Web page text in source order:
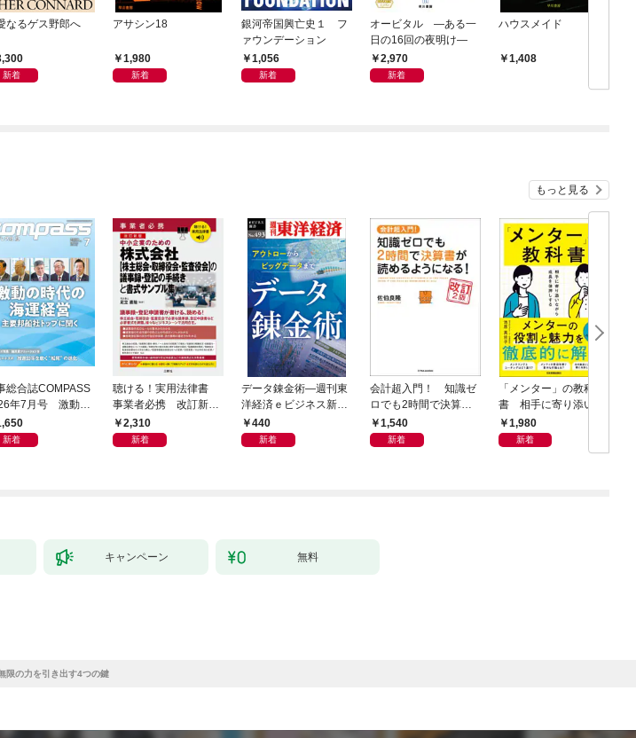
なるゲス野郎へ
新着
アサシン18
1,980
新着
銀河帝国興亡史１ フ
ァウンデーション
1,056
新着
オービタル ―ある一
日の16回の夜明け―
2,970
新着
ハウスメイド
1,408
もっと見る
総合誌COMPASS
年7月号 激動の
の海運経営 主要
社トップに聞く
新着
聴ける！実用法律書
事業者必携 改訂新
版 中小企業のための
株式会社【株主総会・
2,310
新着
データ錬金術―週刊東
洋経済ｅビジネス新書
Ｎo.493
440
新着
会計超入門！ 知識ゼ
ロでも2時間で決算書
が読めるようになる！
改訂2版
1,540
新着
「メンター」の教科
書 相手に寄り添いな
がら成長を後押しする
1,980
新着
キャンペーン 無料
限の力を引き出す4つの鍵